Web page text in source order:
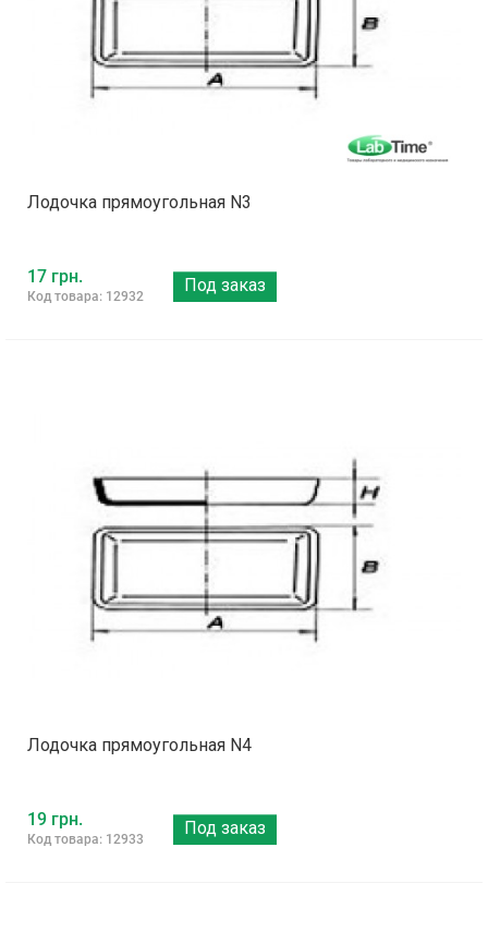
Лодочка прямоугольная N3
17 грн.
Код товара: 12932
Под заказ
Лодочка прямоугольная N4
19 грн.
Код товара: 12933
Под заказ